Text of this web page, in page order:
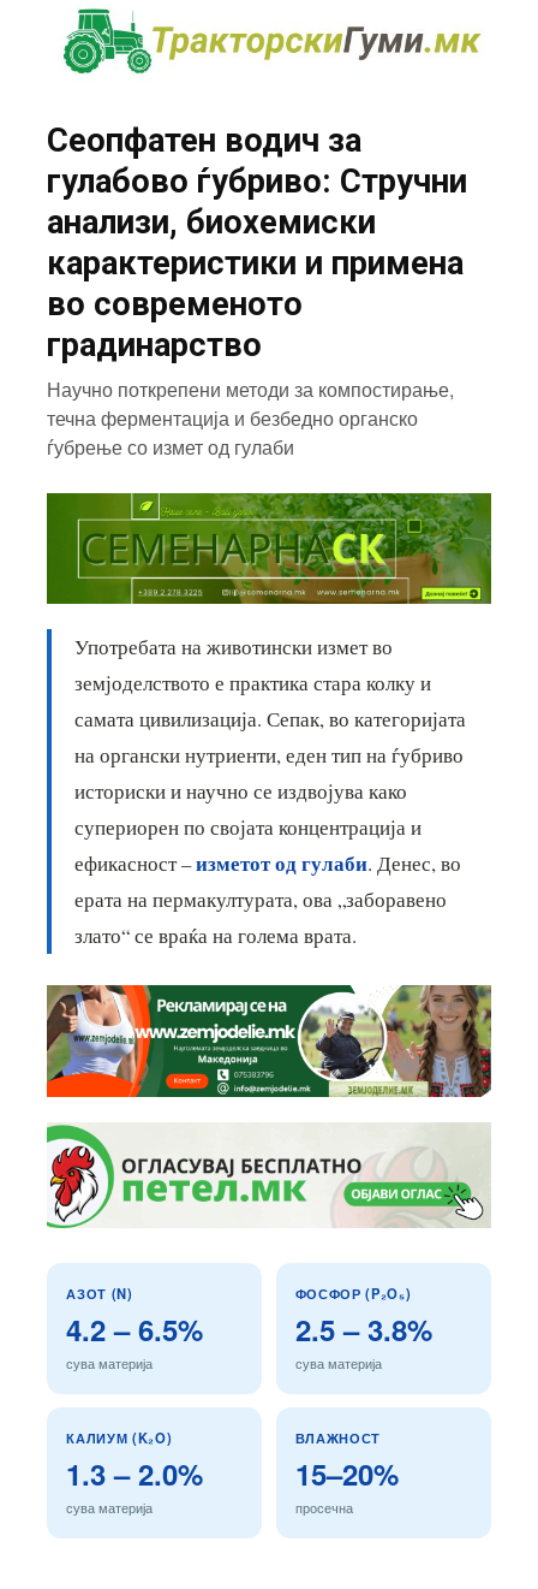
Сеопфатен водич за
гулабово ѓубриво: Стручни
анализи, биохемиски
карактеристики и примена
во современото
градинарство
Научно поткрепени методи за компостирање,
течна ферментација и безбедно органско
ѓубрење со измет од гулаби
Употребата на животински измет во
земјоделството е практика стара колку и
самата цивилизација. Сепак, во категоријата
на органски нутриенти, еден тип на ѓубриво
историски и научно се издвојува како
супериорен по својата концентрација и
ефикасност –изметот од гулаби. Денес, во
ерата на пермакултурата, ова „заборавено
злато“ се враќа на голема врата.
АЗОТ (N)
4.2 – 6.5%
сува материја
ФОСФОР (P₂O₅)
2.5 – 3.8%
сува материја
КАЛИУМ (K₂O)
1.3 – 2.0%
сува материја
ВЛАЖНОСТ
15–20%
просечна